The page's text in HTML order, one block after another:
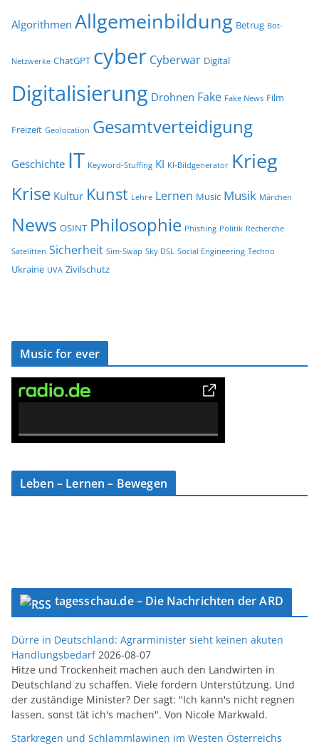
Algorithmen Allgemeinbildung Betrug Bot-
Netzwerke ChatGPT cyber Cyberwar Digital
Digitalisierung Drohnen Fake Fake News Film
Freizeit Geolocation Gesamtverteidigung
Geschichte IT Keyword-Stuffing KI KI-Bildgenerator Krieg
Krise Kultur Kunst Lehre Lernen Music Musik Märchen
News OSINT Philosophie Phishing Politik Recherche
Satelitten Sicherheit Sim-Swap Sky DSL Social Engineering Techno
Ukraine UVA Zivilschutz
Music for ever
0% Complete
Leben – Lernen – Bewegen
tagesschau.de – Die Nachrichten der ARD
Dürre in Deutschland: Agrarminister sieht keinen akuten
Handlungsbedarf 2026-08-07
Hitze und Trockenheit machen auch den Landwirten in
Deutschland zu schaffen. Viele fordern Unterstützung. Und
der zuständige Minister? Der sagt: "Ich kann's nicht regnen
lassen, sonst tät ich's machen". Von Nicole Markwald.
Starkregen und Schlammlawinen im Westen Österreichs